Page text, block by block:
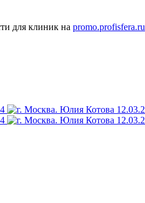
для клиник на promo.profisfera.ru